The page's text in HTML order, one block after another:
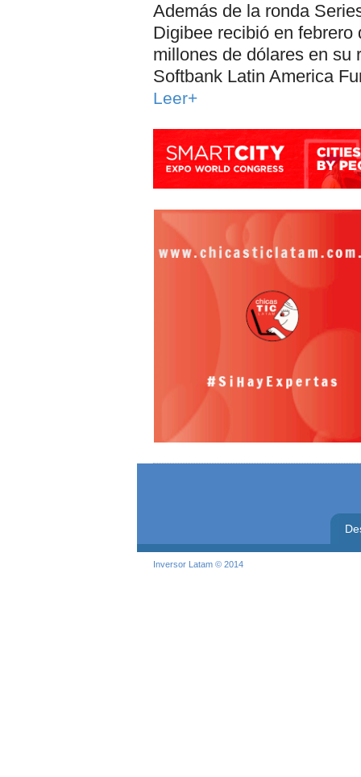
Además de la ronda
Digibee recibió en
millones de dólares en su
Softbank Latin America
Leer+
Inversor Latam © 2014